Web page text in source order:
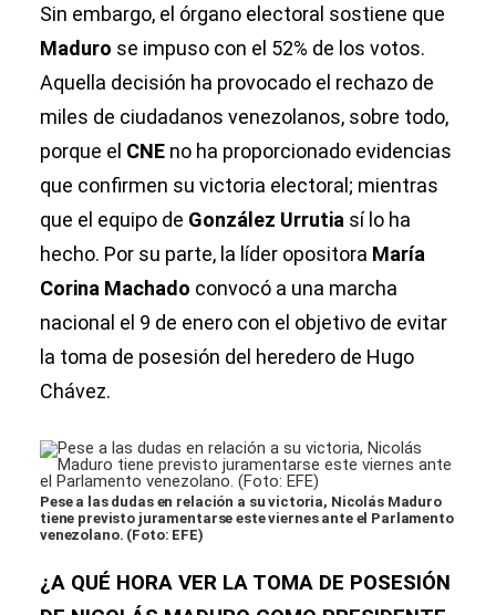
Sin embargo, el órgano electoral sostiene que
Maduro se impuso con el 52% de los votos.
Aquella decisión ha provocado el rechazo de
miles de ciudadanos venezolanos, sobre todo,
porque el CNE no ha proporcionado evidencias
que confirmen su victoria electoral; mientras
que el equipo de González Urrutia sí lo ha
hecho. Por su parte, la líder opositora María
Corina Machado convocó a una marcha
nacional el 9 de enero con el objetivo de evitar
la toma de posesión del heredero de Hugo
Chávez.
Pese a las dudas en relación a su victoria, Nicolás Maduro
tiene previsto juramentarse este viernes ante el Parlamento
venezolano. (Foto: EFE)
¿A QUÉ HORA VER LA TOMA DE POSESIÓN